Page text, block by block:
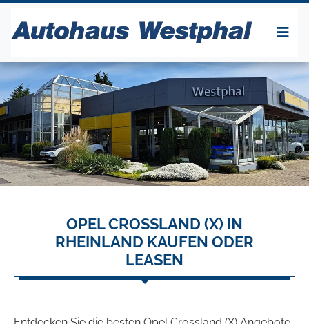
OPEL CROSSLAND (X) IN
RHEINLAND KAUFEN ODER
LEASEN